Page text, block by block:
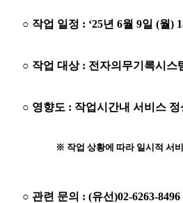
○ 작업 일정 : ‘25년 6월 9일 (월)
○ 작업 대상 : 전자의무기록시스
○ 영향도 : 작업시간내 서비스 정
※ 작업 상황에 따라 일시적 서
○ 관련 문의 : (유선)02-6263-8496